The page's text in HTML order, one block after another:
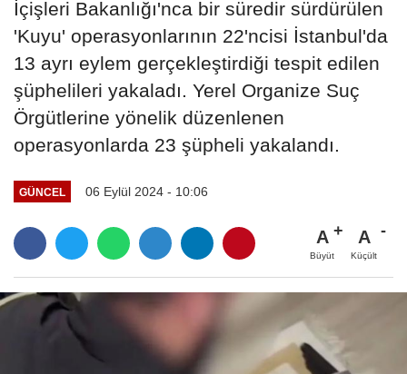
İçişleri Bakanlığı'nca bir süredir sürdürülen
'Kuyu' operasyonlarının 22'ncisi İstanbul'da
13 ayrı eylem gerçekleştirdiği tespit edilen
şüphelileri yakaladı. Yerel Organize Suç
Örgütlerine yönelik düzenlenen
operasyonlarda 23 şüpheli yakalandı.
GÜNCEL 06 Eylül 2024 - 10:06
A
Büyüt
A
Küçült